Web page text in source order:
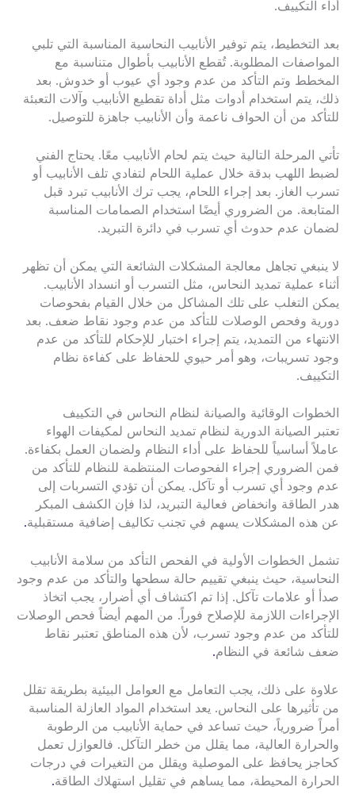
أداء التكييف.
بعد التخطيط، يتم توفير الأنابيب النحاسية المناسبة التي تلبي
المواصفات المطلوبة. تُقطع الأنابيب بأطوال متناسبة مع
المخطط وتم التأكد من عدم وجود أي عيوب أو خدوش. بعد
ذلك، يتم استخدام أدوات مثل أداة تقطيع الأنابيب وآلات التعبئة
للتأكد من أن الحواف ناعمة وأن الأنابيب جاهزة للتوصيل.
تأتي المرحلة التالية حيث يتم لحام الأنابيب معًا. يحتاج الفني
لضبط اللهب بدقة خلال عملية اللحام لتفادي تلف الأنابيب أو
تسرب الغاز. بعد إجراء اللحام، يجب ترك الأنابيب تبرد قبل
المتابعة. من الضروري أيضًا استخدام الصمامات المناسبة
لضمان عدم حدوث أي تسرب في دائرة التبريد.
لا ينبغي تجاهل معالجة المشكلات الشائعة التي يمكن أن تظهر
أثناء عملية تمديد النحاس، مثل التسرب أو انسداد الأنابيب.
يمكن التغلب على تلك المشاكل من خلال القيام بفحوصات
دورية وفحص الوصلات للتأكد من عدم وجود نقاط ضعف. بعد
الانتهاء من التمديد، يتم إجراء اختبار للإحكام للتأكد من عدم
وجود تسريبات، وهو أمر حيوي للحفاظ على كفاءة نظام
التكييف.
الخطوات الوقائية والصيانة لنظام النحاس في التكييف
تعتبر الصيانة الدورية لنظام تمديد النحاس لمكيفات الهواء
عاملاً أساسياً للحفاظ على أداء النظام ولضمان العمل بكفاءة.
فمن الضروري إجراء الفحوصات المنتظمة للنظام للتأكد من
عدم وجود أي تسرب أو تآكل. يمكن أن تؤدي التسربات إلى
هدر الطاقة وانخفاض فعالية التبريد، لذا فإن الكشف المبكر
عن هذه المشكلات يسهم في تجنب تكاليف إضافية مستقبلية.
تشمل الخطوات الأولية في الفحص التأكد من سلامة الأنابيب
النحاسية، حيث ينبغي تقييم حالة سطحها والتأكد من عدم وجود
صدأ أو علامات تآكل. إذا تم اكتشاف أي أضرار، يجب اتخاذ
الإجراءات اللازمة للإصلاح فوراً. من المهم أيضاً فحص الوصلات
للتأكد من عدم وجود تسرب، لأن هذه المناطق تعتبر نقاط
ضعف شائعة في النظام.
علاوة على ذلك، يجب التعامل مع العوامل البيئية بطريقة تقلل
من تأثيرها على النحاس. يعد استخدام المواد العازلة المناسبة
أمراً ضرورياً، حيث تساعد في حماية الأنابيب من الرطوبة
والحرارة العالية، مما يقلل من خطر التآكل. فالعوازل تعمل
كحاجز يحافظ على الموصلية ويقلل من التغيرات في درجات
الحرارة المحيطة، مما يساهم في تقليل استهلاك الطاقة.